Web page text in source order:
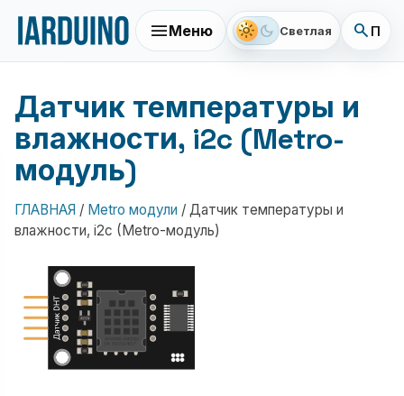
menuМеню light_mode dark_mode Светлая search
Датчик температуры и
влажности, i2c (Metro-
модуль)
ГЛАВНАЯ / Metro модули / Датчик температуры и
влажности, i2c (Metro-модуль)